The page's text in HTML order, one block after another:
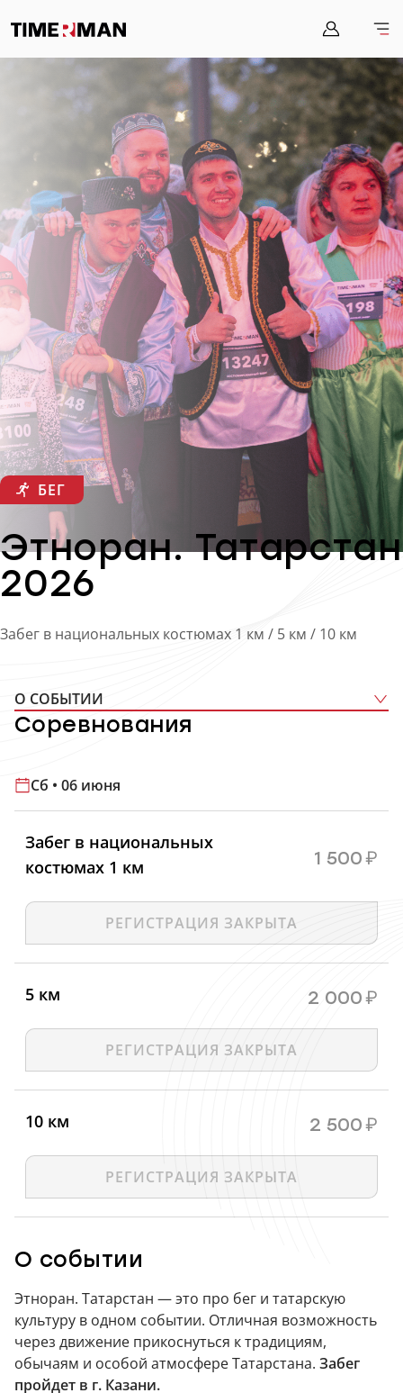
БЕГ
Этноран. Татарстан
2026
Забег в национальных костюмах 1 км / 5 км / 10 км
О СОБЫТИИ
Соревнования
Сб • 06 июня
Забег в национальных
костюмах 1 км
1 500₽
РЕГИСТРАЦИЯ ЗАКРЫТА
5 км 2 000₽
РЕГИСТРАЦИЯ ЗАКРЫТА
10 км 2 500₽
РЕГИСТРАЦИЯ ЗАКРЫТА
О событии
Этноран. Татарстан — это про бег и татарскую
культуру в одном событии. Отличная возможность
через движение прикоснуться к традициям,
обычаям и особой атмосфере Татарстана. Забег
пройдет в г. Казани.